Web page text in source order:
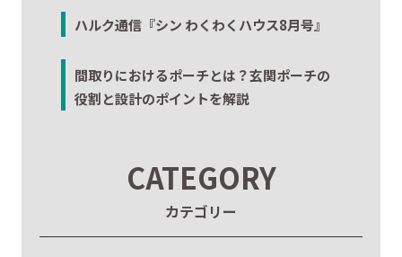
ハルク通信『シン わくわくハウス8月号』
間取りにおけるポーチとは？玄関ポーチの
役割と設計のポイントを解説
CATEGORY
カテゴリー